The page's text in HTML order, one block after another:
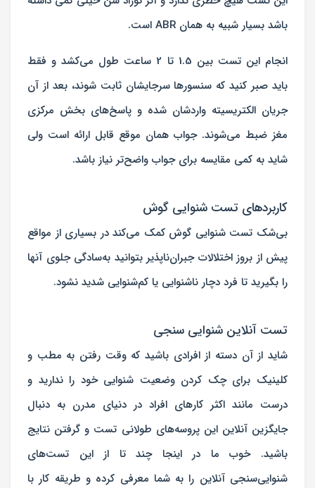
باشد بسیار شبیه به همان ABR است.
انجام این تست بین 1.5 تا 2 ساعت طول می‌کشد و فقط
باید صبر کنید که سنسورها سرجایشان ثابت شوند، بعد از آن
جریان الکتریسیته واردشان شده و پاسخ‌های بخش مرکزی
مغز ضبط می‌شوند. جواب همان موقع قابل ارائه است ولی
شاید به کمی مقایسه برای جواب واضح‌تر نیاز باشد.
کاربردهای تست شنوایی گوش
بی‌شک تست شنوایی گوش کمک می‌کند در بسیاری از مواقع
پیش از بروز اختلالات جبران‌ناپذیر بتوانید به‌سادگی جلوی آنها
را بگیرید تا فرد دچار ناشنوایی یا کم‌شنوایی شدید نشود.
تست‌ آنلاین شنوایی ‌سنجی
شاید از آن دسته از افرادی باشید که وقت رفتن به مطب و
کلینیک برای چک کردن وضعیت شنوایی خود را ندارید و
درست مانند اکثر کارهای افراد در دنیای مدرن به دنبال
جایگزین آنلاین این پروسه‌های طولانی تست و گرفتن نتایج
باشید. خوب ما در اینجا چند تا از این تست‌های
شنوایی‌سنجی آنلاین را به شما معرفی کرده و طریقه کار با